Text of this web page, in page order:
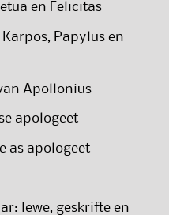
en Felicitas
Papylus en
Apollonius
apologeet
as apologeet
lewe, geskrifte en